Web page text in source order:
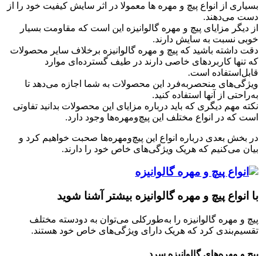
بسیاری از انواع پیچ‌ و مهره‌ ها معمولا در اثر سایش کیفیت خود را از
دست می‌دهند.
از دیگر مزایای پیچ‌ و مهره گالوانیزه این است که مقاومت بسیار
خوبی نسبت به سایش دارند.
دقت داشته باشید که پیچ‌ و مهره گالوانیزه برخلاف سایر محصولات
که تنها کاربردهای خاصی دارند در طیف گسترده‌ای موارد
قابل‌استفاده است.
ویژگی‌های منحصربه‌فرد این محصولات به شما اجازه می‌دهد تا
به‌راحتی از آنها استفاده کنید.
نکته مهم دیگری که باید درباره مزایای این محصولات بدانید تفاوتی
است که در انواع مختلف این پیچ‌ومهره‌ها وجود دارد.
در بخش بعدی درباره انواع این پیچ‌ومهره‌ها صحبت خواهیم کرد و
بیان می‌کنیم که هریک ویژگی‌های خاص خود را دارند.
با انواع پیچ‌ و مهره گالوانیزه بیشتر آشنا شوید
پیچ‌ و مهره گالوانیزه را به‌طورکلی می‌توان به دودسته مختلف
تقسیم‌بندی کرد که هریک دارای ویژگی‌های خاص خود هستند.
پیچ‌ و مهره‌های گالوانیزه سرد